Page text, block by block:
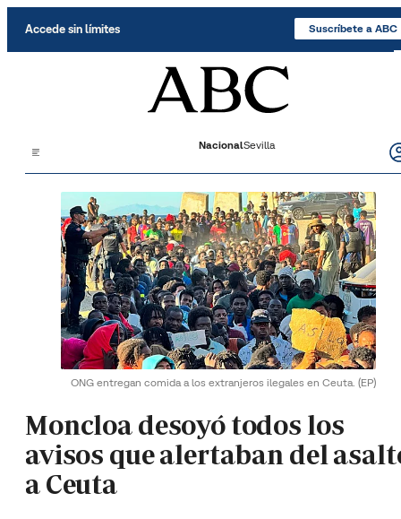
Accede sin límites Suscríbete a ABC
NacionalSevilla
ONG entregan comida a los extranjeros ilegales en Ceuta. (EP)
Moncloa desoyó todos los
avisos que alertaban del
a Ceuta